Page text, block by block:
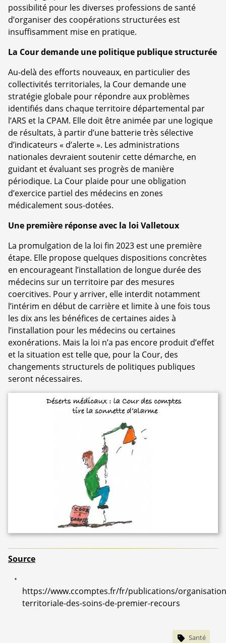
possibilité pour les diverses professions de santé
d’organiser des coopérations structurées est
insuffisamment mise en pratique.
La Cour demande une politique publique structurée
Au-delà des efforts nouveaux, en particulier des
collectivités territoriales, la Cour demande une
stratégie globale pour répondre aux problèmes
identifiés dans chaque territoire départemental par
l’ARS et la CPAM. Elle doit être animée par une logique
de résultats, à partir d’une batterie très sélective
d’indicateurs « d’alerte ». Les administrations
nationales devraient soutenir cette démarche, en
guidant et évaluant ses progrès de manière
périodique. La Cour plaide pour une obligation
d’exercice partiel des médecins en zones
médicalement sous-dotées.
Une première réponse avec la loi Valletoux
La promulgation de la loi fin 2023 est une première
étape. Elle propose quelques dispositions concrètes
en encourageant l’installation de longue durée des
médecins sur un territoire par des mesures
coercitives. Pour y arriver, elle interdit notamment
l’intérim en début de carrière et limite à une fois tous
les dix ans les bénéfices de certaines aides à
l’installation pour les médecins ou certaines
exonérations. Mais la loi n’a pas encore produit d’effet
et la situation est telle que, pour la Cour, des
changements structurels de politiques publiques
seront nécessaires.
Source
https://www.ccomptes.fr/fr/publications/
territoriale-des-soins-de-premier-recours
Santé